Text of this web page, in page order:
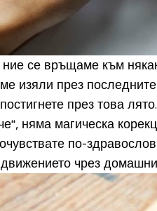
се връщаме към
изяли през
през това лято.
няма магическа
по-
чрез